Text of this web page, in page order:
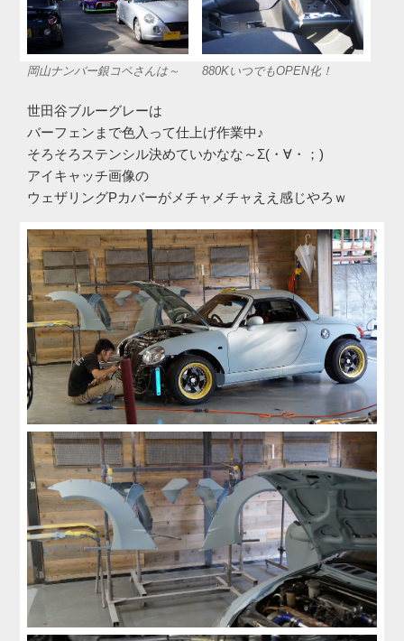
岡山ナンバー銀コペさんは～ 880KいつでもOPEN化！
世田谷ブルーグレーは
バーフェンまで色入って仕上げ作業中♪
そろそろステンシル決めていかなな～Σ(・∀・；)
アイキャッチ画像の
ウェザリングPカバーがメチャメチャええ感じやろｗ